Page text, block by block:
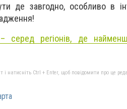
де завгодно, особливо в
серед регіонів, де
натисніть Ctrl + Enter, щоб повідомити про це